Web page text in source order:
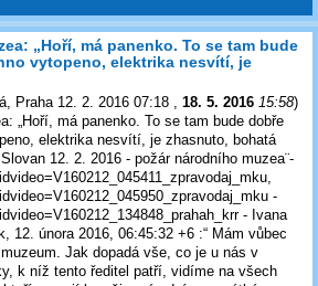
„Hoří, má panenko. To se tam bude
vytopeno, elektrika nesvítí, je
Praha 12. 2. 2016 07:18 18. 5. 2016 15:58)
„Hoří, má panenko. To se tam bude dobře
elektrika nesvítí, je zhasnuto, bohatá
12. 2. 2016 - požár národního muzea¨-
-
- Ivana
12. února 2016, 06:45:32 +6 :“ Mám vůbec
Jak dopadá vše, co je u nás v
k níž tento ředitel patří, vidíme na všech